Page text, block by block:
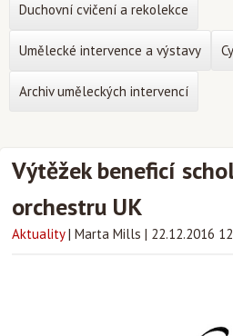
Výtěžek beneficí
orchestru UK
Aktuality | Marta Mills | 22.12.2016
Duchovní cvičení a rekolekce
Umělecké intervence a výstavy
Archiv uměleckých intervencí